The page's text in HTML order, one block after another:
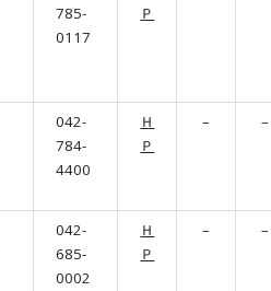
785-
0117
Ｐ
042-
784-
4400
Ｈ
Ｐ
– –
042-
685-
0002
Ｈ
Ｐ
– –